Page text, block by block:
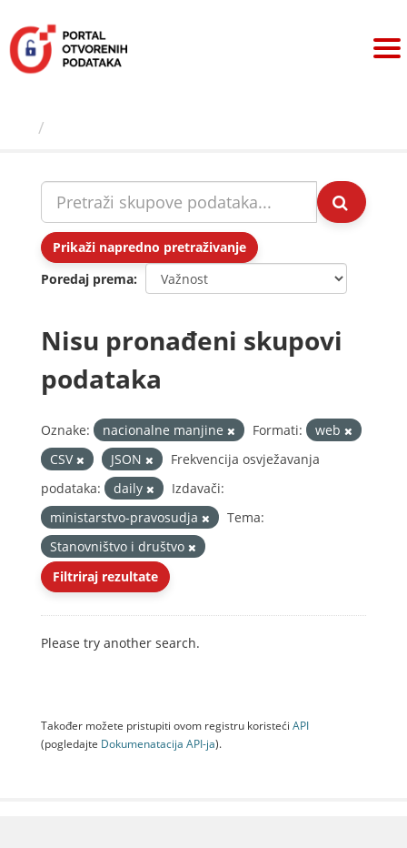
sadržaj
Prikaži napredno pretraživanje
Poredaj prema
Nisu pronađeni skupovi
podataka
Oznake: nacionalne manjine Formati:
web
CSV
JSON
Frekvencija osvježavanja
podataka:
daily
Izdavači:
ministarstvo-pravosudja
Tema:
Stanovništvo i društvo
Filtriraj rezultate
Please try another search.
Također možete pristupiti ovom registru koristeći API
(pogledajte Dokumenаtаcijа API-jа).